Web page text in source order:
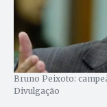
Bruno Peixoto:
Divulgação